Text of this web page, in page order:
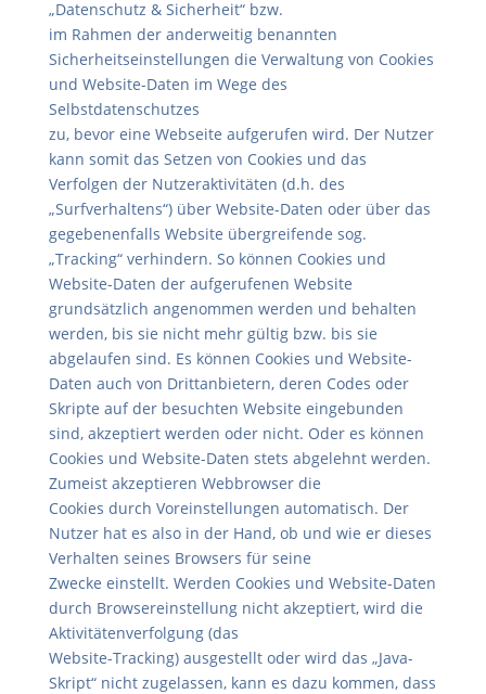
„Datenschutz & Sicherheit“ bzw.
im Rahmen der anderweitig benannten
Sicherheitseinstellungen die Verwaltung von Cookies
und Website-Daten im Wege des
Selbstdatenschutzes
zu, bevor eine Webseite aufgerufen wird. Der Nutzer
kann somit das Setzen von Cookies und das
Verfolgen der Nutzeraktivitäten (d.h. des
„Surfverhaltens“) über Website-Daten oder über das
gegebenenfalls Website übergreifende sog.
„Tracking“ verhindern. So können Cookies und
Website-Daten der aufgerufenen Website
grundsätzlich angenommen werden und behalten
werden, bis sie nicht mehr gültig bzw. bis sie
abgelaufen sind. Es können Cookies und Website-
Daten auch von Drittanbietern, deren Codes oder
Skripte auf der besuchten Website eingebunden
sind, akzeptiert werden oder nicht. Oder es können
Cookies und Website-Daten stets abgelehnt werden.
Zumeist akzeptieren Webbrowser die
Cookies durch Voreinstellungen automatisch. Der
Nutzer hat es also in der Hand, ob und wie er dieses
Verhalten seines Browsers für seine
Zwecke einstellt. Werden Cookies und Website-Daten
durch Browsereinstellung nicht akzeptiert, wird die
Aktivitätenverfolgung (das
Website-Tracking) ausgestellt oder wird das „Java-
Skript“ nicht zugelassen, kann es dazu kommen, dass